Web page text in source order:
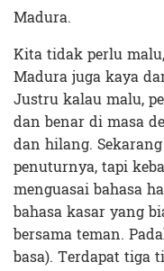
Madura.
Kita tidak perlu
Madura juga kaya
Justru kalau malu,
dan benar di masa
dan hilang.
penuturnya, tapi
menguasai bahasa
bahasa kasar yang
bersama teman.
basa). Terdapat tiga